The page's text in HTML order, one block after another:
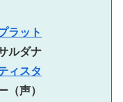
ラット
ルダナ
ィスタ
（声）